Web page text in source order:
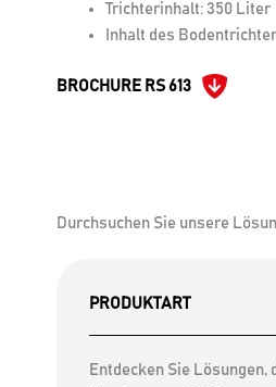
Trichterinhalt: 350 Liter
Inhalt des
BROCHURE RS 613
Durchsuchen Sie unsere
PRODUKTART
Entdecken Sie